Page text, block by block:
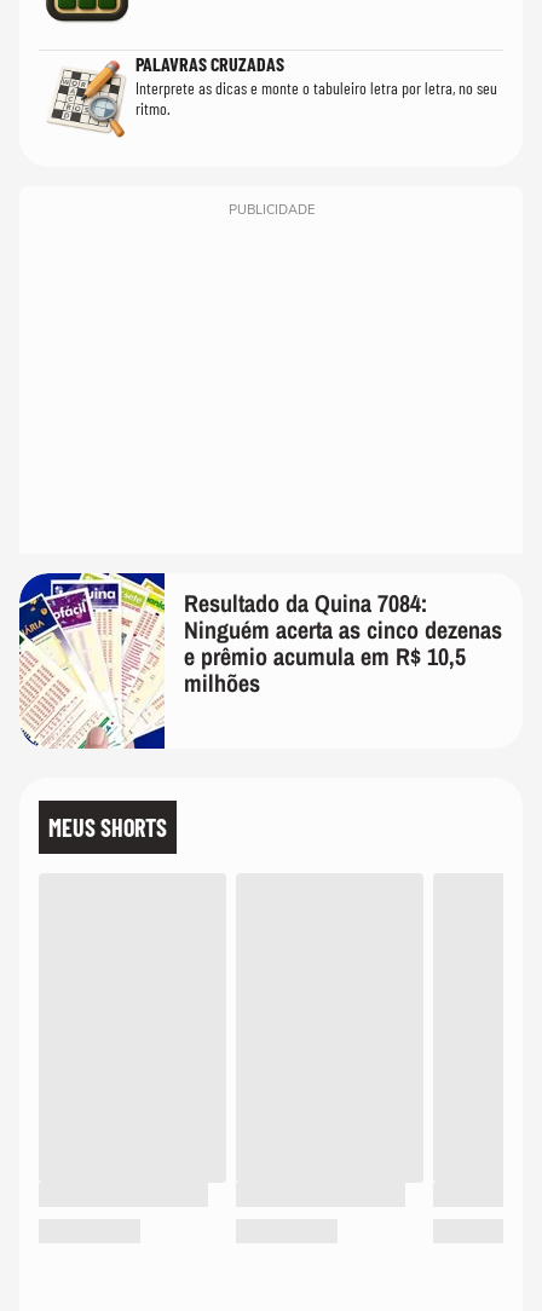
PALAVRAS CRUZADAS
Interprete as dicas e monte o tabuleiro letra por letra, no seu
ritmo.
PUBLICIDADE
Resultado da Quina 7084:
Ninguém acerta as cinco dezenas
e prêmio acumula em R$ 10,5
milhões
MEUS SHORTS